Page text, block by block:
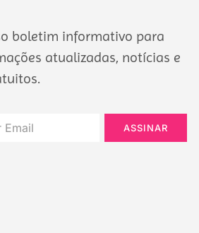
boletim informativo para
atualizadas, notícias e
ASSINAR